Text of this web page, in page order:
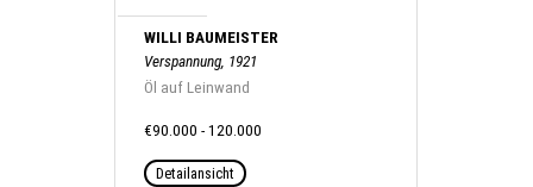
WILLI BAUMEISTER
Verspannung, 1921
Öl auf Leinwand
€90.000 - 120.000
Detailansicht